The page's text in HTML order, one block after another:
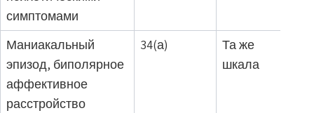
симптомами
Маниакальный
эпизод, биполярное
аффективное
расстройство
34(а)
Та же
шкала